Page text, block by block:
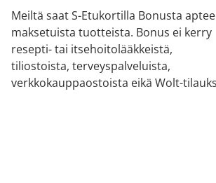
Meiltä saat S-Etukortilla Bonusta
maksetuista tuotteista. Bonus ei kerry
resepti- tai itsehoitolääkkeistä,
tiliostoista, terveyspalveluista,
verkkokauppaostoista eikä Wolt-